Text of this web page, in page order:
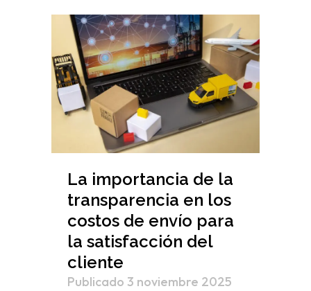
La importancia de la
transparencia en los
costos de envío para
la satisfacción del
cliente
Publicado 3 noviembre 2025